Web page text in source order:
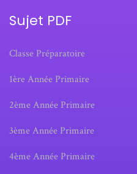
Sujet PDF
Classe Préparatoire
1ère Année Primaire
2ème Année Primaire
3ème Année Primaire
4ème Année Primaire